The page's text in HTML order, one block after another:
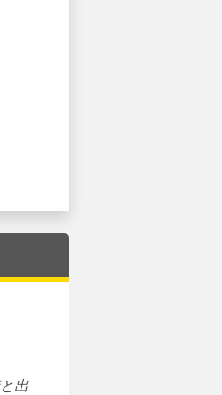
出